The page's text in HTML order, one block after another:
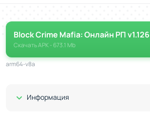
новые горизонты игры.
Секреты выживания
Организуйте налёты на склады
умения.
Block Crime Mafia: Онлайн РП v1.126
СкачатьAPK- 673.1 Mb
arm64-v8a
Показать/Скрыть
Информация